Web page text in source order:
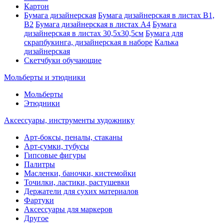
Картон
Бумага дизайнерская Бумага дизайнерская в листах В1,
В2 Бумага дизайнерская в листах А4 Бумага
дизайнерская в листах 30,5х30,5см Бумага для
скрапбукинга, дизайнерская в наборе Калька
дизайнерская
Скетчбуки обучающие
Мольберты и этюдники
Мольберты
Этюдники
Аксессуары, инструменты художнику
Арт-боксы, пеналы, стаканы
Арт-сумки, тубусы
Гипсовые фигуры
Палитры
Масленки, баночки, кистемойки
Точилки, ластики, растушевки
Держатели для сухих материалов
Фартуки
Аксессуары для маркеров
Другое